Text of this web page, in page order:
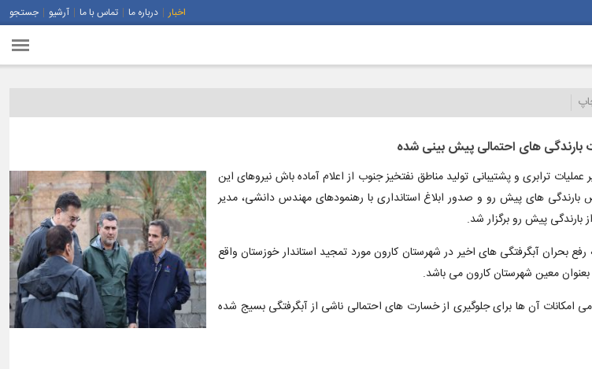
اخبار درباره ما تماس با ما آرشیو جستجو
های احتمالی پیش بینی شده
ترابری و پشتیبانی تولید مناطق نفتخیز جنوب از اعلام آماده باش نیروهای این
های پیش رو و صدور ابلاغ استانداری با رهنمودهای مهندس دانشی، مدیر
پیش رو برگزار شد.
بحران آبگرفتگی های اخیر در شهرستان کارون مورد تمجید استاندار خوزستان واقع
معین شهرستان کارون می باشد.
آن ها برای جلوگیری از خسارت های احتمالی ناشی از آبگرفتگی بسیج شده